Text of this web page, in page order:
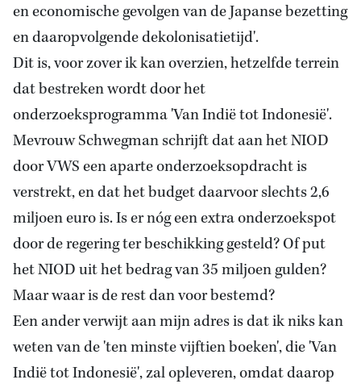
en economische gevolgen van de Japanse bezetting
en daaropvolgende dekolonisatietijd'.
Dit is, voor zover ikkanoverzien, hetzelfde terrein
dat bestreken wordt door het
onderzoeksprogramma 'Van Indië tot Indonesië'.
Mevrouw Schwegman schrijft dat aan het NIOD
door VWS een aparte onderzoeksopdracht is
verstrekt, en dat het budget daarvoor slechts 2,6
miljoen euro is. Is er nóg een extra onderzoekspot
door de regering ter beschikking gesteld? Of put
het NIOD uit het bedrag van 35 miljoen gulden?
Maar waar is de rest dan voor bestemd?
Een ander verwijt aan mijn adres is dat ik nikskan
weten van de 'ten minste vijftien boeken', die 'Van
Indië tot Indonesië', zal opleveren, omdat daarop